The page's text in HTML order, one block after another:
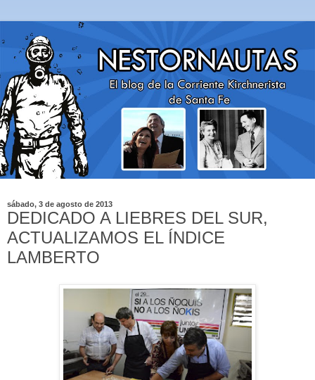
sábado, 3 de agosto de 2013
DEDICADO A LIEBRES DEL SUR,
ACTUALIZAMOS EL ÍNDICE
LAMBERTO